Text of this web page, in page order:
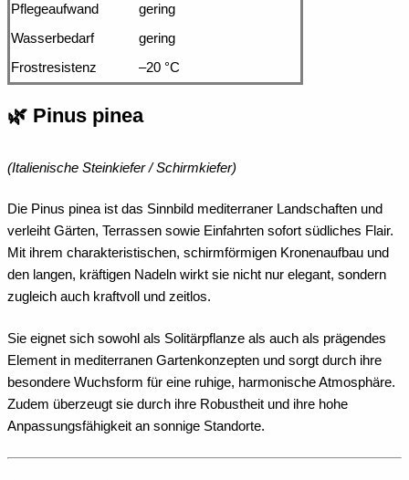
Pflegeaufwand
gering
Wasserbedarf
gering
Frostresistenz
–20 °C
🌿 Pinus pinea
(Italienische Steinkiefer / Schirmkiefer)
Die Pinus pinea ist das Sinnbild mediterraner Landschaften und
verleiht Gärten, Terrassen sowie Einfahrten sofort südliches Flair.
Mit ihrem charakteristischen, schirmförmigen Kronenaufbau und
den langen, kräftigen Nadeln wirkt sie nicht nur elegant, sondern
zugleich auch kraftvoll und zeitlos.
Sie eignet sich sowohl als Solitärpflanze als auch als prägendes
Element in mediterranen Gartenkonzepten und sorgt durch ihre
besondere Wuchsform für eine ruhige, harmonische Atmosphäre.
Zudem überzeugt sie durch ihre Robustheit und ihre hohe
Anpassungsfähigkeit an sonnige Standorte.